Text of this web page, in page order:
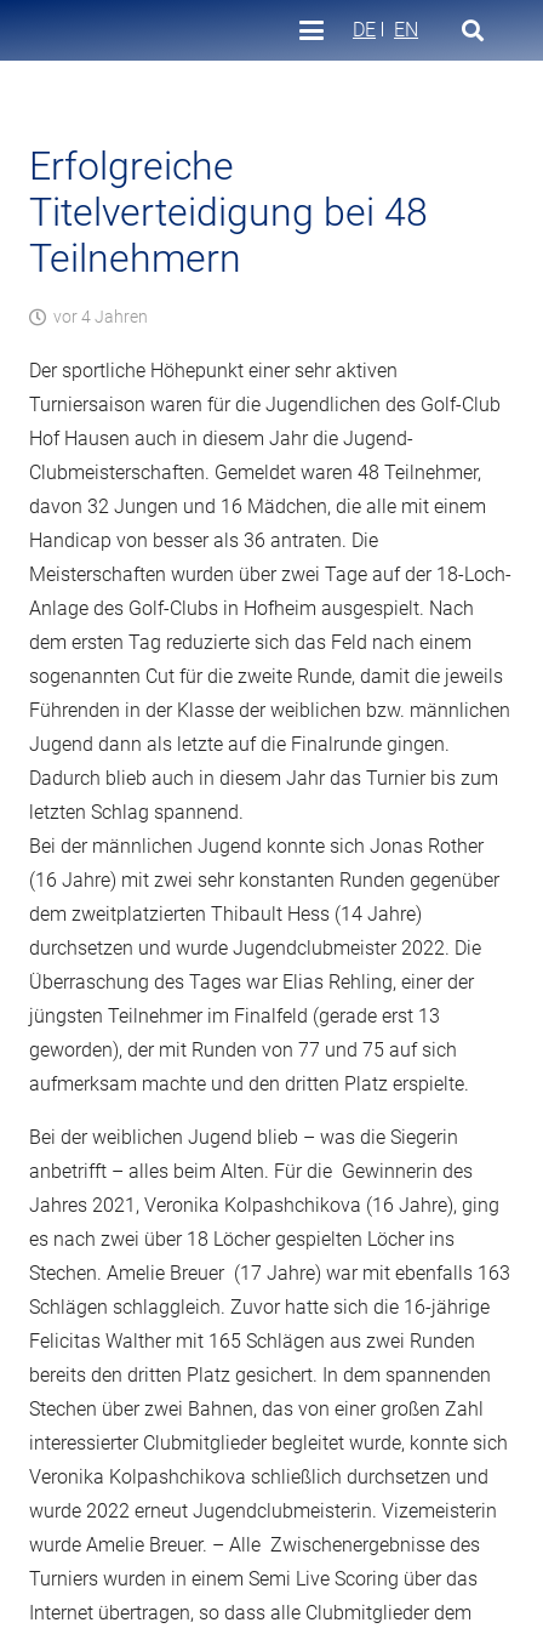
DE EN
Erfolgreiche
Titelverteidigung bei 48
Teilnehmern
vor 4 Jahren
Der sportliche Höhepunkt einer sehr aktiven
Turniersaison waren für die Jugendlichen des Golf-Club
Hof Hausen auch in diesem Jahr die Jugend-
Clubmeisterschaften. Gemeldet waren 48 Teilnehmer,
davon 32 Jungen und 16 Mädchen, die alle mit einem
Handicap von besser als 36 antraten. Die
Meisterschaften wurden über zwei Tage auf der 18-Loch-
Anlage des Golf-Clubs in Hofheim ausgespielt. Nach
dem ersten Tag reduzierte sich das Feld nach einem
sogenannten Cut für die zweite Runde, damit die jeweils
Führenden in der Klasse der weiblichen bzw. männlichen
Jugend dann als letzte auf die Finalrunde gingen.
Dadurch blieb auch in diesem Jahr das Turnier bis zum
letzten Schlag spannend.
Bei der männlichen Jugend konnte sich Jonas Rother
(16 Jahre) mit zwei sehr konstanten Runden gegenüber
dem zweitplatzierten Thibault Hess (14 Jahre)
durchsetzen und wurde Jugendclubmeister 2022. Die
Überraschung des Tages war Elias Rehling, einer der
jüngsten Teilnehmer im Finalfeld (gerade erst 13
geworden), der mit Runden von 77 und 75 auf sich
aufmerksam machte und den dritten Platz erspielte.
Bei der weiblichen Jugend blieb – was die Siegerin
anbetrifft – alles beim Alten. Für die Gewinnerin des
Jahres 2021, Veronika Kolpashchikova (16 Jahre), ging
es nach zwei über 18 Löcher gespielten Löcher ins
Stechen. Amelie Breuer (17 Jahre) war mit ebenfalls 163
Schlägen schlaggleich. Zuvor hatte sich die 16-jährige
Felicitas Walther mit 165 Schlägen aus zwei Runden
bereits den dritten Platz gesichert. In dem spannenden
Stechen über zwei Bahnen, das von einer großen Zahl
interessierter Clubmitglieder begleitet wurde, konnte sich
Veronika Kolpashchikova schließlich durchsetzen und
wurde 2022 erneut Jugendclub­meisterin. Vizemeisterin
wurde Amelie Breuer. – Alle Zwischenergebnisse des
Turniers wurden in einem Semi Live Scoring über das
Internet übertragen, so dass alle Clubmitglieder dem